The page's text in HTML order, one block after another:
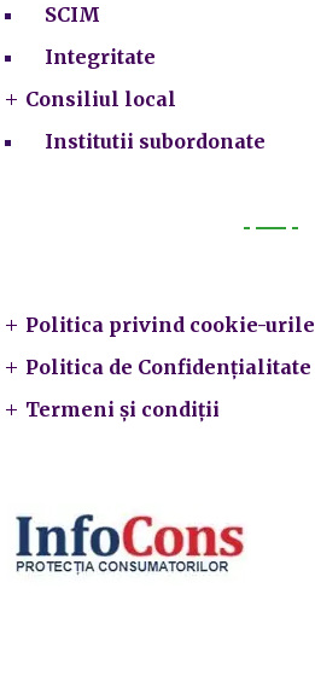
SCIM
Integritate
Consiliul local
Institutii subordonate
Politica privind cookie-urile
Politica de Confidențialitate
Termeni și condiții